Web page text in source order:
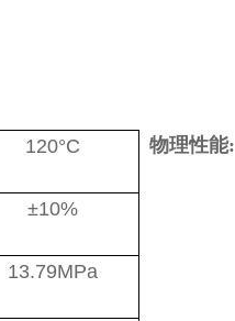
物理性能:
120°C
±10%
13.79MPa